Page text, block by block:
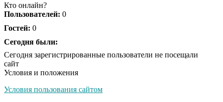
Королева вагона
оставит равнодушным
Кто онлайн?
Пользователей: 0
Гостей: 0
Сегодня были:
Сегодня зарегистрированные пользователи не посещали
сайт
Условия и положения
Условия пользования сайтом